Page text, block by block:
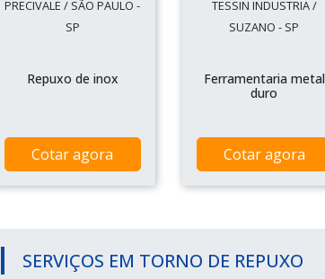
PRECIVALE / SÃO PAULO -
SP
Repuxo de inox
Cotar agora
TESSIN INDUSTRIA /
SUZANO - SP
Ferramentaria metal
duro
Cotar agora
SERVIÇOS EM TORNO DE REPUXO